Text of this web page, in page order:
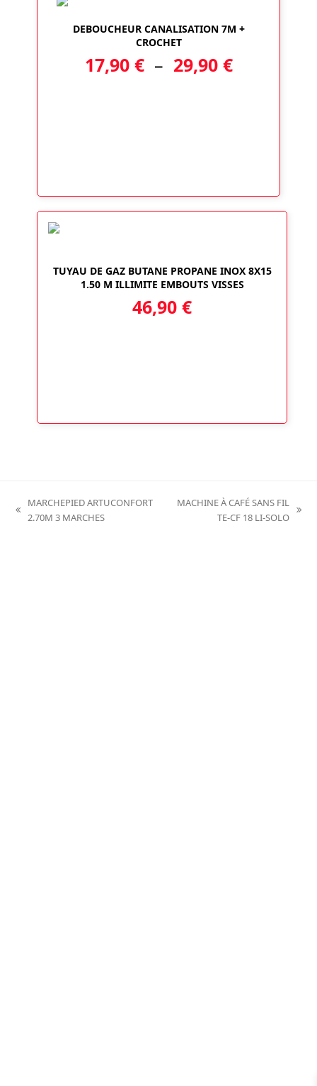
DEBOUCHEUR CANALISATION 7M +
CROCHET
17,90 € – 29,90 €Plage
29,90 €
TUYAU DE GAZ BUTANE PROPANE INOX 8X15
1.50 M ILLIMITE EMBOUTS VISSES
46,90 €
previous
MARCHEPIED ARTUCONFORT
2.70M 3 MARCHES
MACHINE À CAFÉ SANS FIL
TE-CF 18 LI-SOLO